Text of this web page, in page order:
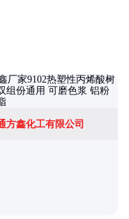
方鑫化工有限公司